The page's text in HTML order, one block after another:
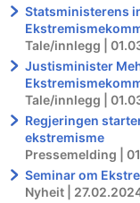
Statsministerens
Tale/innlegg |
Justisminister
Tale/innlegg |
Regjeringen
ekstremisme
Pressemelding |
Seminar om
Nyheit |